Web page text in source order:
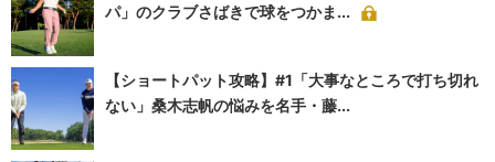
パ」のクラブさばきで球をつかま...
【ショートパット攻略】#1「大事なところで打ち切れ
ない」桑木志帆の悩みを名手・藤...